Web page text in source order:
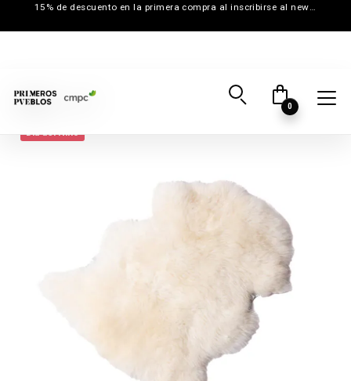
15% de descuento en la primera compra al inscribirse al newsletter
0
Día del Niño